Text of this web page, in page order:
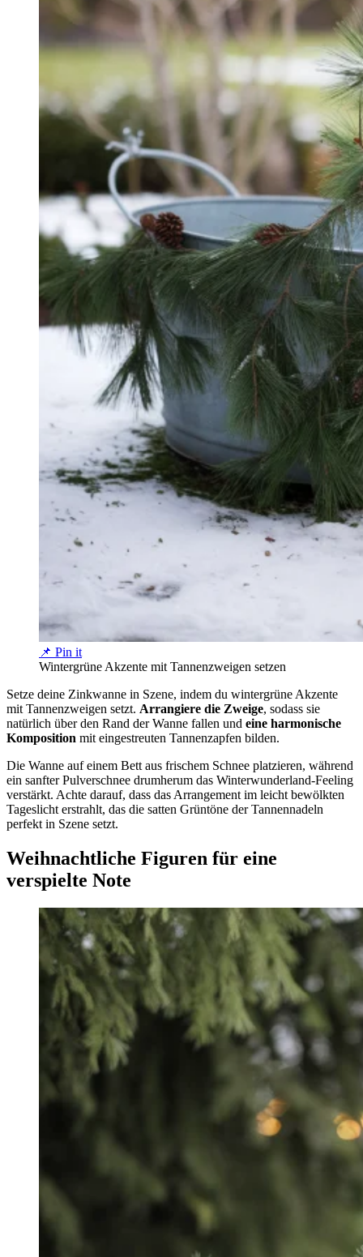
📌 Pin it
Wintergrüne Akzente mit Tannenzweigen setzen
Setze deine Zinkwanne in Szene, indem du wintergrüne Akzente
mit Tannenzweigen setzt. Arrangiere die Zweige, sodass sie
natürlich über den Rand der Wanne fallen und eine harmonische
Komposition mit eingestreuten Tannenzapfen bilden.
Die Wanne auf einem Bett aus frischem Schnee platzieren, während
ein sanfter Pulverschnee drumherum das Winterwunderland-Feeling
verstärkt. Achte darauf, dass das Arrangement im leicht bewölkten
Tageslicht erstrahlt, das die satten Grüntöne der Tannennadeln
perfekt in Szene setzt.
Weihnachtliche Figuren für eine
verspielte Note